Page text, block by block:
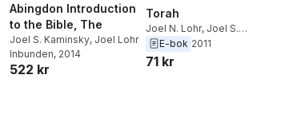
Abingdon Introduction
to the Bible, The
Joel S. Kaminsky, Joel Lohr
Inbunden, 2014
522 kr
Torah
Joel N. Lohr, Joel S.
Kaminsky
E-bok 2011
71 kr